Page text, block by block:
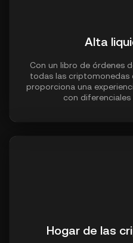
Alta
Con un libro de órdenes
todas las criptomonedas
proporciona una
con diferenciales
Hogar de las